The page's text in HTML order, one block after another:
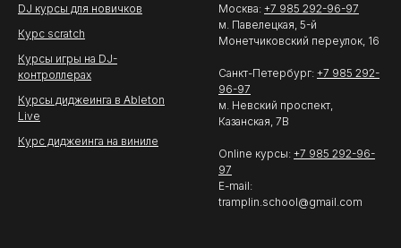
DJ курсы для новичков
Курс scratch
Курсы игры на DJ-
контроллерах
Курсы диджеинга в Ableton
Live
Курс диджеинга на виниле
Москва: +7 985 292-96-97
м. Павелецкая, 5-й
Монетчиковский переулок, 16
Санкт-Петербург: +7 985 292-
96-97
м. Невский проспект,
Казанская, 7В
Online курсы: +7 985 292-96-
97
E-mail:
tramplin.school@gmail.com